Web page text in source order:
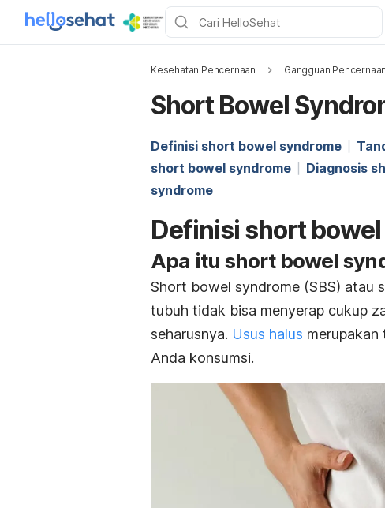
Kesehatan Pencernaan Gangguan
Short Bowel
Definisi short bowel syndrome
short bowel syndrome
Diagnosis
syndrome
Definisi short
Apa itu short bowel
Short bowel syndrome (SBS) atau
tubuh tidak bisa menyerap cukup
seharusnya. Usus halus merupakan
Anda konsumsi.